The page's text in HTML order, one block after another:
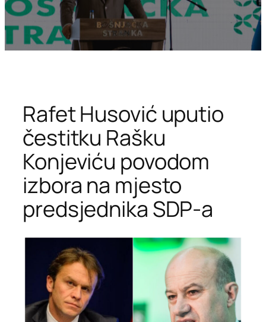
Rafet Husović uputio
čestitku Rašku
Konjeviću povodom
izbora na mjesto
predsjednika SDP-a